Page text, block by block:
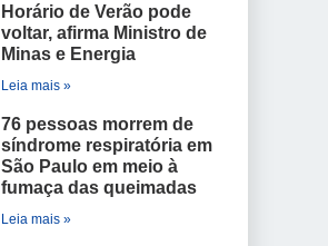
Horário de Verão pode
voltar, afirma Ministro de
Minas e Energia
Leia mais »
76 pessoas morrem de
síndrome respiratória em
São Paulo em meio à
fumaça das queimadas
Leia mais »